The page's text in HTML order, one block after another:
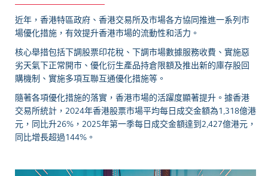
近年，香港特區政府、香港交易所及市場各方協同推進一系列市
場優化措施，有效提升香港市場的流動性和活力。
核心舉措包括下調股票印花稅、下調市場數據服務收費、實施惡
劣天氣下正常開市、優化衍生產品持倉限額及推出新的庫存股回
購機制、實施多項互聯互通優化措施等。
隨著各項優化措施的落實，香港市場的活躍度顯著提升。據香港
交易所統計，2024年香港股票市場平均每日成交金額為1,318億港
元，同比升26%，2025年第一季每日成交金額達到2,427億港元，
同比增長超過144%。